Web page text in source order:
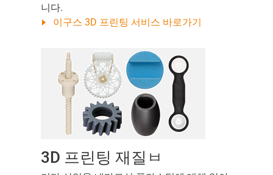
니다.
이구스 3D 프린팅 서비스 바로가기
3D 프린팅 재질ㅂ